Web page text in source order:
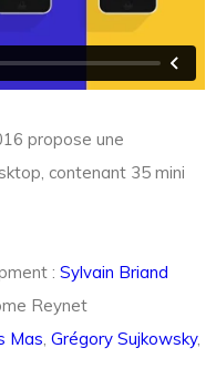
propose une
contenant 35 mini
: Sylvain Briand
Reynet
Mas Grégory Sujkowsky,